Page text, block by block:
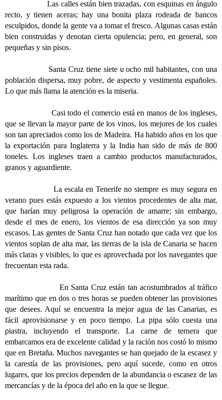
Las calles están bien trazadas, con esquinas en ángulo
recto, y tienen aceras; hay una bonita plaza rodeada de bancos
esculpidos, donde la gente va a tomar el fresco. Algunas casas están
bien construidas y denotan cierta opulencia; pero, en general, son
pequeñas y sin pisos.
Santa Cruz tiene siete u ocho mil habitantes, con una
población dispersa, muy pobre, de aspecto y vestimenta españoles.
Lo que más llama la atención es la miseria.
Casi todo el comercio está en manos de los ingleses,
que se llevan la mayor parte de los vinos, los mejores de los cuales
son tan apreciados como los de Madeira. Ha habido años en los que
la exportación para Inglaterra y la India han sido de más de 800
toneles. Los ingleses traen a cambio productos manufacturados,
granos y aguardiente.
La escala en Tenerife no siempre es muy segura en
verano pues estás expuesto a los vientos procedentes de alta mar,
que harían muy peligrosa la operación de amarre; sin embargo,
desde el mes de enero, los vientos de esa dirección ya son muy
escasos. Las gentes de Santa Cruz han notado que cada vez que los
vientos soplan de alta mar, las tierras de la isla de Canaria se hacen
más claras y visibles, lo que es aprovechada por los navegantes que
frecuentan esta rada.
En Santa Cruz están tan acostumbrados al tráfico
marítimo que en dos o tres horas se pueden obtener las provisiones
que desees. Aquí se encuentra la mejor agua de las Canarias, es
fácil aprovisionarse y en poco tiempo. La pipa sólo cuesta una
piastra, incluyendo el transporte. La carne de ternera que
embarcamos era de excelente calidad y la ración nos costó lo mismo
que en Bretaña. Muchos navegantes se han quejado de la escasez y
la carestía de las provisiones, pero aquí sucede, como en otros
lugares, que los precios dependen de la abundancia o escasez de las
mercancías y de la época del año en la que se llegue.